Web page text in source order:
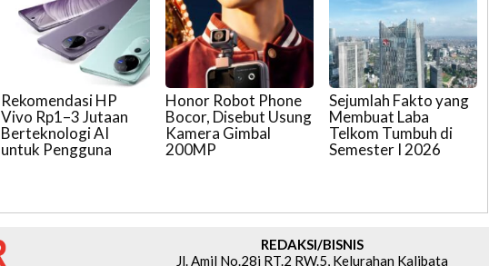
Rekomendasi HP
Vivo Rp1–3 Jutaan
Berteknologi AI
untuk Pengguna
Honor Robot Phone
Bocor, Disebut Usung
Kamera Gimbal
200MP
Sejumlah Fakto yang
Membuat Laba
Telkom Tumbuh di
Semester I 2026
REDAKSI/BISNIS
Jl. Amil No.28i RT.2 RW.5, Kelurahan Kalibata